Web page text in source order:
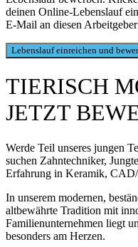
deinen Online-Lebenslauf
E-Mail an diesen
TIERISCH
JETZT
Werde Teil unseres jungen
suchen Zahntechniker,
Erfahrung in Keramik,
In unserem modernen,
altbewährte Tradition mit
Familienunternehmen liegt
besonders am Herzen.